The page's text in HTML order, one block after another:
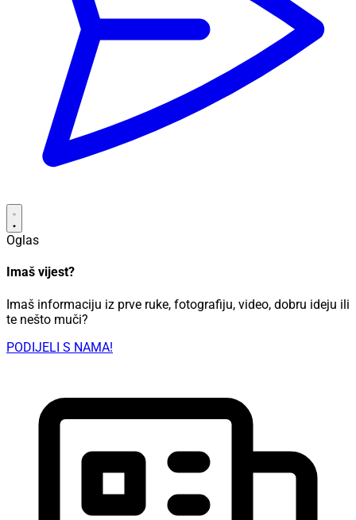
Oglas
Imaš vijest?
Imaš informaciju iz prve ruke, fotografiju, video, dobru ideju ili
te nešto muči?
PODIJELI S NAMA!